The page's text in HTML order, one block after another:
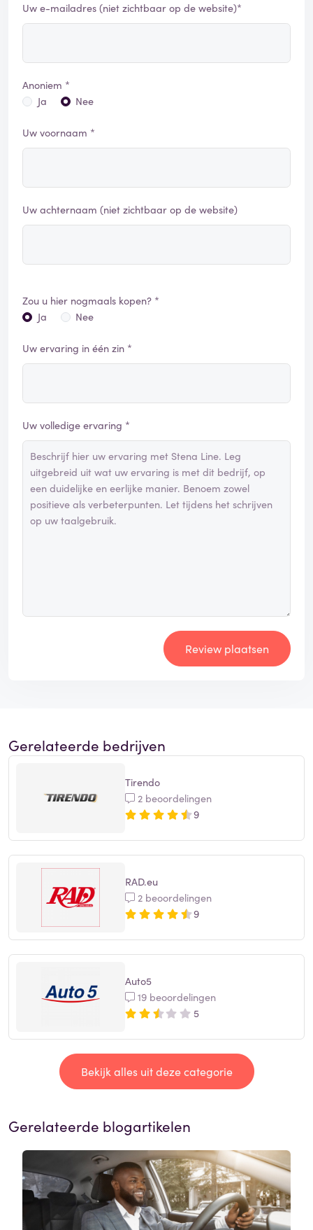
Uw e-mailadres (niet zichtbaar op de website)*
Anoniem *
Ja
Nee
Uw voornaam *
Uw achternaam (niet zichtbaar op de website)
Zou u hier nogmaals kopen? *
Ja
Nee
Uw ervaring in één zin *
Uw volledige ervaring *
Review plaatsen
Gerelateerde bedrijven
Tirendo
2 beoordelingen
9
RAD.eu
2 beoordelingen
9
Auto5
19 beoordelingen
5
Bekijk alles uit deze categorie
Gerelateerde blogartikelen